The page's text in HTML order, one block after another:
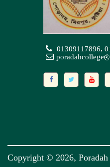
01309117896,
Copyright © 2026,